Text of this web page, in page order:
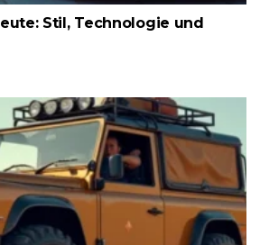
Stil, Technologie und